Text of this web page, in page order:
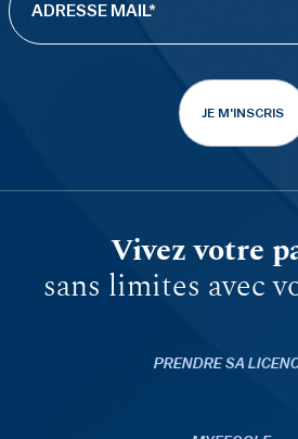
JE M'INSCRIS
Vivez votre
sans limites avec
PRENDRE SA